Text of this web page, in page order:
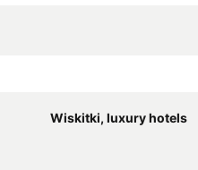
Wiskitki, luxury hotels